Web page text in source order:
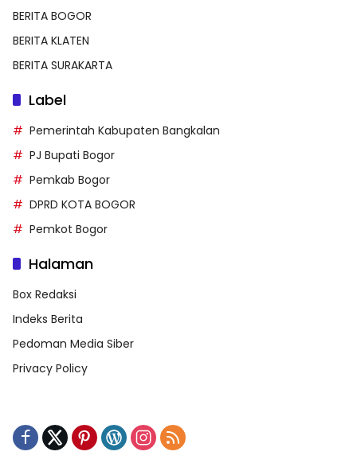
BERITA BOGOR
BERITA KLATEN
BERITA SURAKARTA
Label
Pemerintah Kabupaten Bangkalan
PJ Bupati Bogor
Pemkab Bogor
DPRD KOTA BOGOR
Pemkot Bogor
Halaman
Box Redaksi
Indeks Berita
Pedoman Media Siber
Privacy Policy